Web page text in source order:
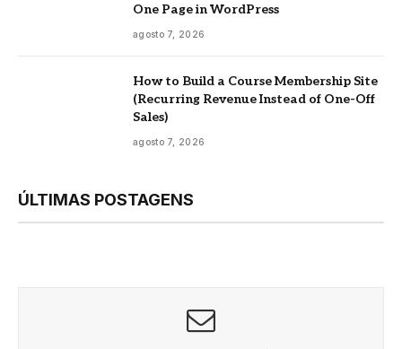
One Page in WordPress
agosto 7, 2026
How to Build a Course Membership Site
(Recurring Revenue Instead of One-Off
Sales)
agosto 7, 2026
ÚLTIMAS POSTAGENS